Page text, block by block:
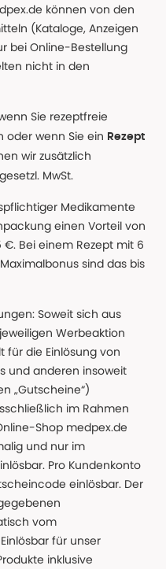
können von den
(Kataloge, Anzeigen
bei Online-Bestellung
nicht in den
Sie rezeptfreie
oder wenn Sie ein Rezept
wir zusätzlich
MwSt.
Medikamente
einen Vorteil von
Bei einem Rezept mit 6
sind das bis
Soweit sich aus
Werbeaktion
für die Einlösung von
und anderen insoweit
„Gutscheine“)
im Rahmen
Shop medpex.de
und nur im
Pro Kundenkonto
einlösbar. Der
vom
für unser
inklusive